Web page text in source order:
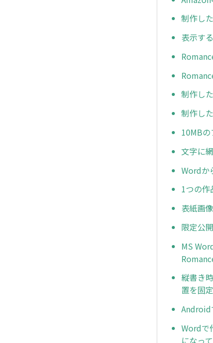
制作し
表示す
制作し
制作し
10MB
文字に
Wordか
1つの作
表紙画
限定公
MS
縦書き
置を固
Android
Wordで
になっ